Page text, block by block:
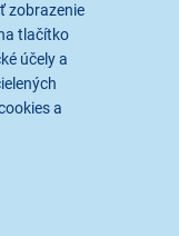
zobrazenie
tlačítko
účely a
a
a sťahovanie
reproduktorov
prenášať
zrkadlenie
alebo
medzi
veľkosti
aj veľkosti
75 palcov a viac